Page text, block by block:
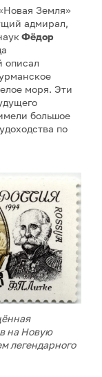
Земля»
адмирал,
Фёдор
описал
моря. Эти
большое
по
на Новую
легендарного